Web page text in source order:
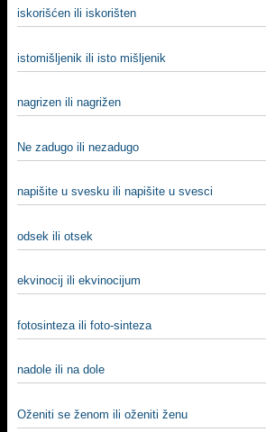
iskorišćen ili iskorišten
istomišlјenik ili isto mišlјenik
nagrizen ili nagrižen
Ne zadugo ili nezadugo
napišite u svesku ili napišite u svesci
odsek ili otsek
ekvinocij ili ekvinocijum
fotosinteza ili foto-sinteza
nadole ili na dole
Oženiti se ženom ili oženiti ženu